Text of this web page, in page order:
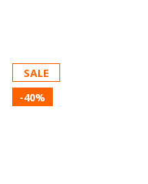
SALE
-40%